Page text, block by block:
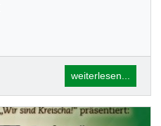
weiterlesen...